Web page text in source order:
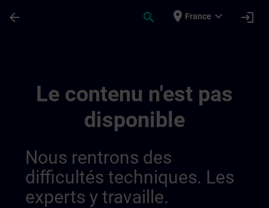
arrow_back search place France expand_more login
Le contenu n'est pas
disponible
Nous rentrons des
difficultés techniques. Les
experts y travaille.